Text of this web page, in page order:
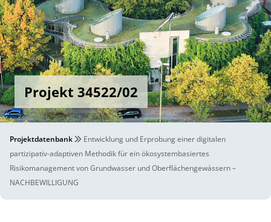
Projekt 34522/02
Projektdatenbank
Entwicklung und Erprobung einer digitalen
partizipativ-adaptiven Methodik für ein ökosystembasiertes
Risikomanagement von Grundwasser und Oberflächengewässern –
NACHBEWILLIGUNG